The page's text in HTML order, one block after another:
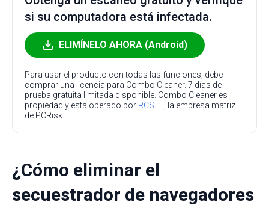
si su computadora está infectada.
ELIMÍNELO AHORA (Android)
Para usar el producto con todas las funciones, debe
comprar una licencia para Combo Cleaner. 7 días de
prueba gratuita limitada disponible. Combo Cleaner es
propiedad y está operado por RCS LT, la empresa matriz
de PCRisk.
¿Cómo eliminar el
secuestrador de navegadores